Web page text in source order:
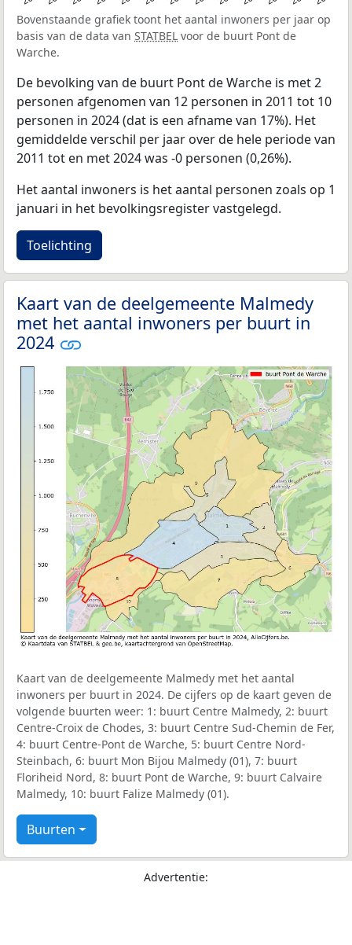
Bovenstaande grafiek toont het aantal inwoners per jaar op
basis van de data van STATBEL voor de buurt Pont de
Warche.
De bevolking van de buurt Pont de Warche is met 2
personen afgenomen van 12 personen in 2011 tot 10
personen in 2024 (dat is een afname van 17%). Het
gemiddelde verschil per jaar over de hele periode van
2011 tot en met 2024 was -0 personen (0,26%).
Het aantal inwoners is het aantal personen zoals op 1
januari in het bevolkingsregister vastgelegd.
Toelichting
Kaart van de deelgemeente Malmedy
met het aantal inwoners per buurt in
2024
Kaart van de deelgemeente Malmedy met het aantal
inwoners per buurt in 2024. De cijfers op de kaart geven de
volgende buurten weer: 1: buurt Centre Malmedy, 2: buurt
Centre-Croix de Chodes, 3: buurt Centre Sud-Chemin de Fer,
4: buurt Centre-Pont de Warche, 5: buurt Centre Nord-
Steinbach, 6: buurt Mon Bijou Malmedy (01), 7: buurt
Floriheid Nord, 8: buurt Pont de Warche, 9: buurt Calvaire
Malmedy, 10: buurt Falize Malmedy (01).
Buurten
Advertentie: